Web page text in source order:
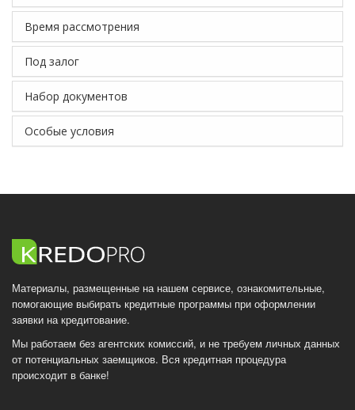
Время рассмотрения
Под залог
Набор документов
Особые условия
Материалы, размещенные на нашем сервисе, ознакомительные,
помогающие выбирать кредитные программы при оформлении
заявки на кредитование.
Мы работаем без агентских комиссий, и не требуем личных данных
от потенциальных заемщиков. Вся кредитная процедура
происходит в банке!